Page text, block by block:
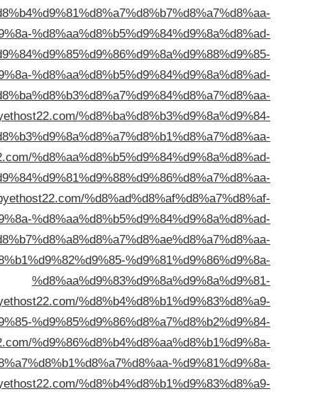
%d8%aa%d8%b5%d9%84%d9%8a%d8%ad-
%d8%aa%d8%b5%d9%84%d9%8a%d8%ad-
%d8%ba%d8%b3%d9%8a%d9%84-
%d8%aa%d8%b5%d9%84%d9%8a%d8%ad-
%d8%ad%d8%af%d8%a7%d8%af-
%d8%aa%d8%b5%d9%84%d9%8a%d8%ad-
%d9%81%d9%86%d9%8a-
%d8%aa%d9%83%d9%8a%d9%8a%d9%81-
%d8%b4%d8%b1%d9%83%d8%a9-
%d9%85%d9%86%d8%a7%d8%b2%d9%84-
%d9%86%d8%b4%d8%aa%d8%b1%d9%8a-
%d9%81%d9%8a-
%d8%b4%d8%b1%d9%83%d8%a9-